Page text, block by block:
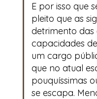
E por isso que
pleito que as
detrimento das
capacidades
um cargo
que no atual
pouquíssimas
se escapa.